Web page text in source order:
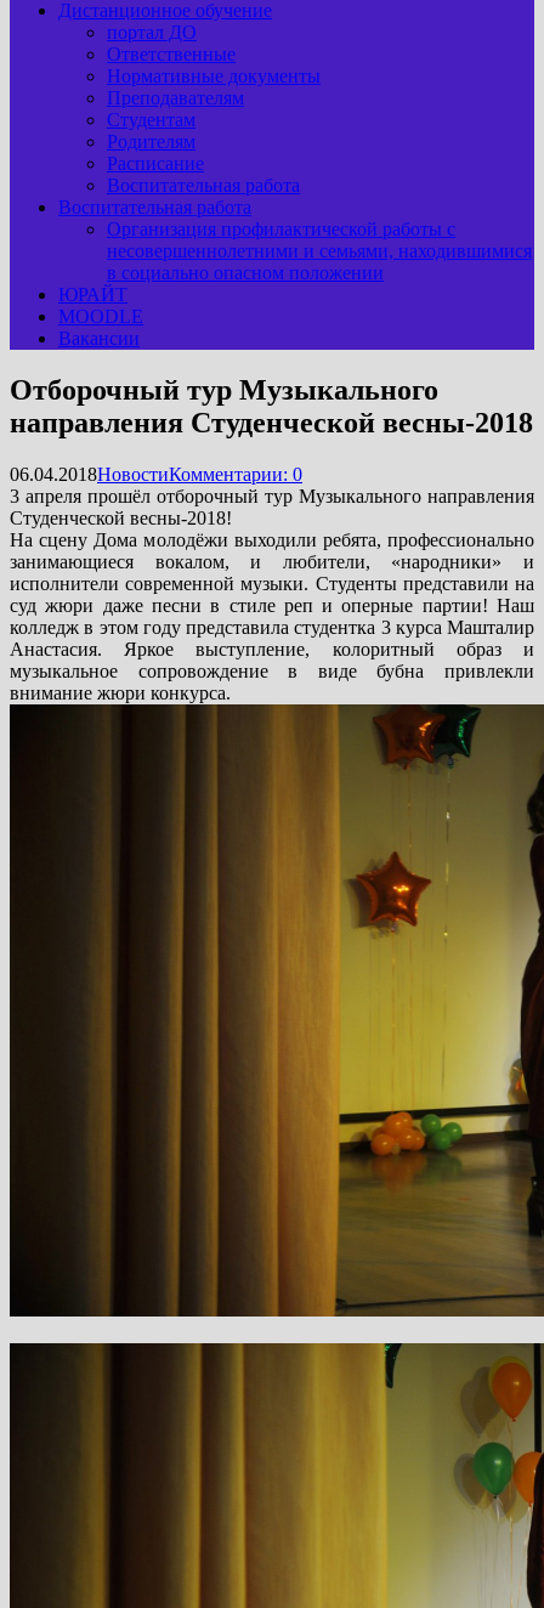
Дистанционное обучение
портал ДО
Ответственные
Нормативные документы
Преподавателям
Студентам
Родителям
Расписание
Воспитательная работа
Воспитательная работа
Организация профилактической работы с
несовершеннолетними и семьями, находившимися
в социально опасном положении
ЮРАЙТ
MOODLE
Вакансии
Отборочный тур Музыкального
направления Студенческой весны-2018
06.04.2018НовостиКомментарии: 0
3 апреля прошёл отборочный тур Музыкального направления
Студенческой весны-2018!
На сцену Дома молодёжи выходили ребята, профессионально
занимающиеся вокалом, и любители, «народники» и
исполнители современной музыки. Студенты представили на
суд жюри даже песни в стиле реп и оперные партии! Наш
колледж в этом году представила студентка 3 курса Машталир
Анастасия. Яркое выступление, колоритный образ и
музыкальное сопровождение в виде бубна привлекли
внимание жюри конкурса.